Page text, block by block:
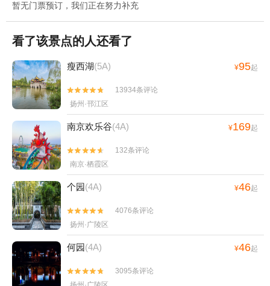
暂无门票预订，我们正在努力补充
看了该景点的人还看了
瘦西湖(5A) ¥95起


13934条评论
扬州·邗江区
南京欢乐谷(4A) ¥169起


132条评论
南京·栖霞区
个园(4A) ¥46起


4076条评论
扬州·广陵区
何园(4A) ¥46起


3095条评论